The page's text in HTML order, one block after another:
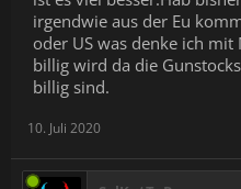
irgendwie aus der Eu
oder US was denke ich
billig wird da die
billig sind.
10. Juli 2020